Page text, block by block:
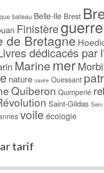
bateau Belle-Ile Brest
Finistèreguerre
de Bretagne
dédicacés par
Marine mer
nature navire Ouessant
Quiberon Quimperlé
Saint-Gildas Sein
voile écologie
tarif